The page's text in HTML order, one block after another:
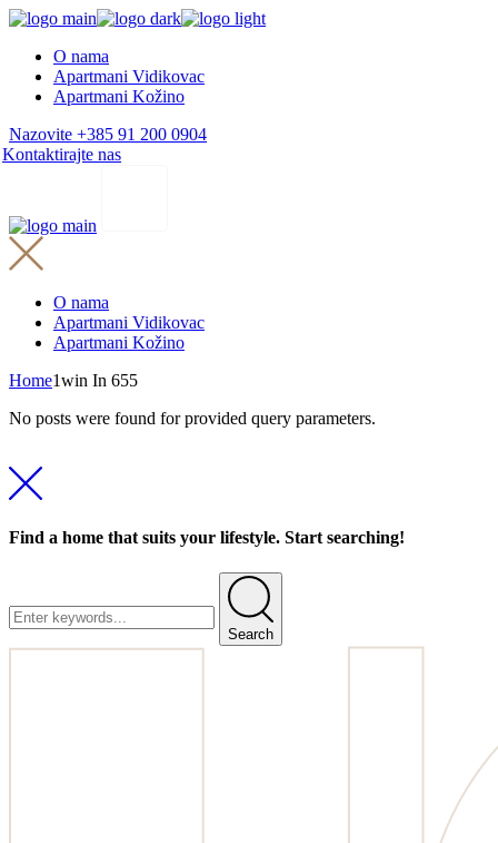
Skip
content
O nama
Apartmani Vidikovac
Apartmani Kožino
Nazovite +385 91 200 0904
Kontaktirajte nas
O nama
Apartmani Vidikovac
Apartmani Kožino
Home1win In 655
No posts were found for provided query parameters.
Find a home that suits your lifestyle. Start searching!
Search